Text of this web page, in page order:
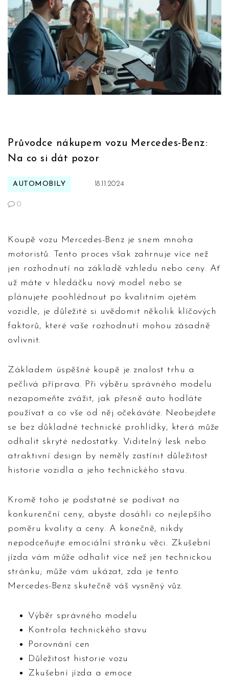
Průvodce nákupem vozu Mercedes-Benz:
Na co si dát pozor
AUTOMOBILY 18.11.2024
0
Koupě vozu Mercedes-Benz je snem mnoha
motoristů. Tento proces však zahrnuje více než
jen rozhodnutí na základě vzhledu nebo ceny. Ať
už máte v hledáčku nový model nebo se
plánujete poohlédnout po kvalitním ojetém
vozidle, je důležité si uvědomit několik klíčových
faktorů, které vaše rozhodnutí mohou zásadně
ovlivnit.
Základem úspěšné koupě je znalost trhu a
pečlivá příprava. Při výběru správného modelu
nezapomeňte zvážit, jak přesně auto hodláte
používat a co vše od něj očekáváte. Neobejdete
se bez důkladné technické prohlídky, která může
odhalit skryté nedostatky. Viditelný lesk nebo
atraktivní design by neměly zastínit důležitost
historie vozidla a jeho technického stavu.
Kromě toho je podstatné se podívat na
konkurenční ceny, abyste dosáhli co nejlepšího
poměru kvality a ceny. A konečně, nikdy
nepodceňujte emociální stránku věci. Zkušební
jízda vám může odhalit více než jen technickou
stránku; může vám ukázat, zda je tento
Mercedes-Benz skutečně váš vysněný vůz.
Výběr správného modelu
Kontrola technického stavu
Porovnání cen
Důležitost historie vozu
Zkušební jízda a emoce